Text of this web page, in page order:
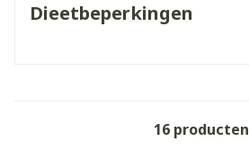
Dieetbeperkingen
16 producten